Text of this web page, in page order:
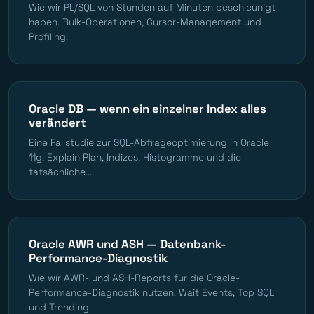
Wie wir PL/SQL von Stunden auf Minuten beschleunigt
haben. Bulk-Operationen, Cursor-Management und
Profiling.
Oracle DB — wenn ein einzelner Index alles
verändert
Eine Fallstudie zur SQL-Abfrageoptimierung in Oracle
11g. Explain Plan, Indizes, Histogramme und die
tatsächliche...
Oracle AWR und ASH — Datenbank-
Performance-Diagnostik
Wie wir AWR- und ASH-Reports für die Oracle-
Performance-Diagnostik nutzen. Wait Events, Top SQL
und Trending.